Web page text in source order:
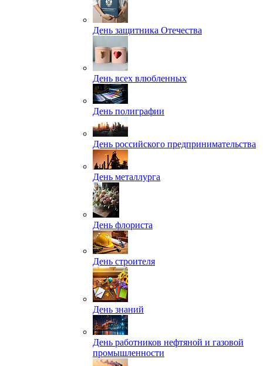
День защитника Отечества
День всех влюбленных
День полиграфии
День российского предпринимательства
День металлурга
День флориста
День строителя
День знаний
День работников нефтяной и газовой
промышленности